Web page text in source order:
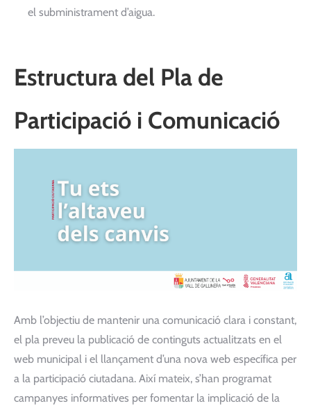
el subministrament d’aigua.
Estructura del Pla de
Participació i Comunicació
Amb l’objectiu de mantenir una comunicació clara i constant,
el pla preveu la publicació de continguts actualitzats en el
web municipal i el llançament d’una nova web específica per
a la participació ciutadana. Així mateix, s’han programat
campanyes informatives per fomentar la implicació de la